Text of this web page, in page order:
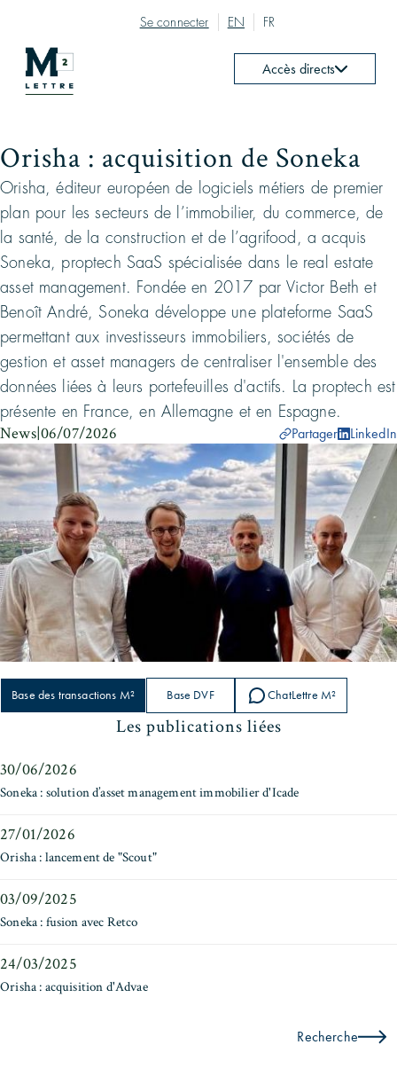
Se connecter EN FR
Accès directs
Orisha : acquisition de Soneka
Orisha, éditeur européen de logiciels métiers de premier
plan pour les secteurs de l’immobilier, du commerce, de
la santé, de la construction et de l’agrifood, a acquis
Soneka, proptech SaaS spécialisée dans le real estate
asset management. Fondée en 2017 par Victor Beth et
Benoît André, Soneka développe une plateforme SaaS
permettant aux investisseurs immobiliers, sociétés de
gestion et asset managers de centraliser l'ensemble des
données liées à leurs portefeuilles d'actifs. La proptech est
présente en France, en Allemagne et en Espagne.
News|06/07/2026 Partager LinkedIn
Base des transactions M² Base DVF ChatLettre M²
Les publications liées
30/06/2026
Soneka : solution d’asset management immobilier d'Icade
27/01/2026
Orisha : lancement de "Scout"
03/09/2025
Soneka : fusion avec Retco
24/03/2025
Orisha : acquisition d'Advae
Recherche